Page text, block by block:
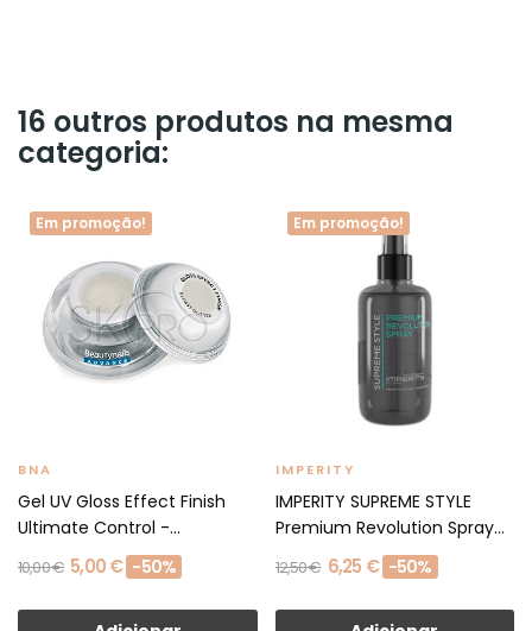
16 outros produtos na mesma
categoria:
Em promoção!
BNA
Gel UV Gloss Effect Finish
Ultimate Control -...
10,00 € 5,00 € -50%
Em promoção!
IMPERITY
IMPERITY SUPREME STYLE
Premium Revolution Spray...
12,50 € 6,25 € -50%